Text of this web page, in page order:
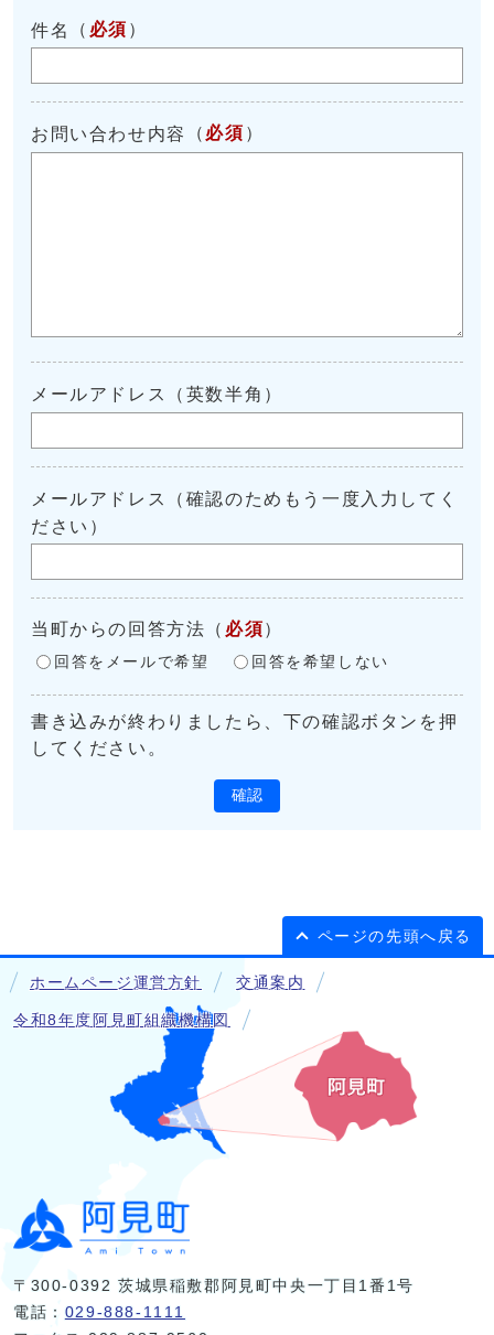
件名 （ 必須 ）
お問い合わせ内容 （ 必須 ）
メールアドレス（英数半角）
メールアドレス（確認のためもう一度入力してく
ださい）
当町からの回答方法 （ 必須 ）
回答をメールで希望 回答を希望しない
書き込みが終わりましたら、下の確認ボタンを押
してください。
確認
ページの先頭へ戻る
ホームページ運営方針 交通案内
令和8年度阿見町組織機構図
〒300-0392 茨城県稲敷郡阿見町中央一丁目1番1号
電話： 029-888-1111